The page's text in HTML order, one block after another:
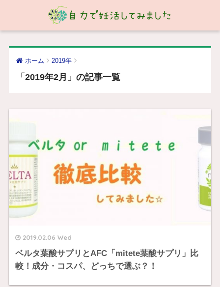
ホーム 2019年
「2019年2月」の記事一覧
2019.02.06 Wed
ベルタ葉酸サプリとAFC「mitete葉酸サプリ」比
較！成分・コスパ、どっちで選ぶ？！